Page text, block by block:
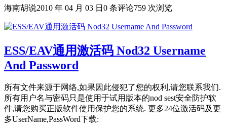
海南胡说2010 年 04 月 03 日 0 条评论759 次浏览
ESS/EAV通用激活码 Nod32 Username
And Password
所有文件来源于网络,如果因此侵犯了您的权利,请您联系我们.
所有用户名与密码只是使用于试用版本的nod sest安全防护软
件,请您购买正版软件使用保护您的系统. 更多24位激活码及更
多UserName,PassWord下载: